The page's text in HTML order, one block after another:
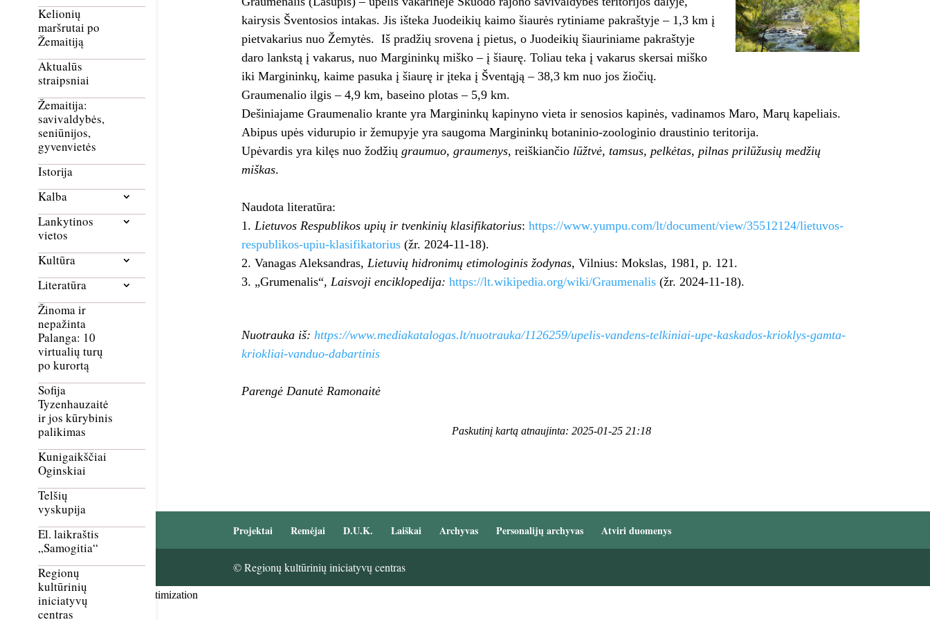
Kelionių
maršrutai po
Žemaitiją
Aktualūs
straipsniai
Žemaitija:
savivaldybės,
seniūnijos,
gyvenvietės
Istorija
Kalba
Lankytinos
vietos
Kultūra
Literatūra
Žinoma ir
nepažinta
Palanga: 10
virtualių turų
po kurortą
Sofija
Tyzenhauzaitė
ir jos kūrybinis
palikimas
Kunigaikščiai
Oginskiai
Telšių
vyskupija
El. laikraštis
„Samogitia“
Regionų
kultūrinių
iniciatyvų
centras
kairysis Šventosios intakas. Jis išteka Juodeikių kaimo šiaurės rytiniame pakraštyje – 1,3 km į
pietvakarius nuo Žemytės. Iš pradžių srovena į pietus, o Juodeikių šiauriniame pakraštyje
daro lankstą į vakarus, nuo Margininkų miško – į šiaurę. Toliau teka į vakarus skersai miško
iki Margininkų, kaime pasuka į šiaurę ir įteka į Šventąją – 38,3 km nuo jos žiočių.
Graumenalio ilgis – 4,9 km, baseino plotas – 5,9 km.
Dešiniajame Graumenalio krante yra Margininkų kapinyno vieta ir senosios kapinės, vadinamos Maro, Marų kapeliais.
Abipus upės vidurupio ir žemupyje yra saugoma Margininkų botaninio-zoologinio draustinio teritorija.
Upėvardis yra kilęs nuo žodžių graumuo, graumenys, reiškiančio lūžtvė, tamsus, pelkėtas, pilnas prilūžusių medžių
miškas.
Naudota literatūra:
Lietuvos Respublikos upių ir tvenkinių klasifikatorius: https://www.yumpu.com/lt/document/view/35512124/lietuvos-
respublikos-upiu-klasifikatorius(žr. 2024-11-18).
Vanagas Aleksandras, Lietuvių hidronimų etimologinis žodynas, Vilnius: Mokslas, 1981, p. 121.
„Grumenalis“, Laisvoji enciklopedija: https://lt.wikipedia.org/wiki/Graumenalis(žr. 2024-11-18).
Nuotrauka iš: https://www.mediakatalogas.lt/nuotrauka/1126259/upelis-vandens-telkiniai-upe-kaskados-krioklys-gamta-
kriokliai-vanduo-dabartinis
Parengė Danutė Ramonaitė
Paskutinį kartą atnaujinta: 2025-01-25 21:18
Projektai Remėjai D.U.K. Laiškai Archyvas Personalijų archyvas Atviri duomenys
© Regionų kultūrinių iniciatyvų centras
Smush Image Compression and Optimization